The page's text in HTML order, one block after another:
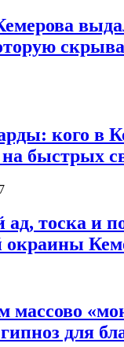
кого в
быстрых
тоска и
окраины
массово
для